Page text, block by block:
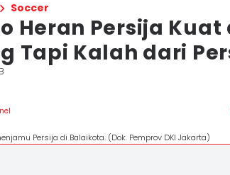
Soccer
Heran Persija Kuat
Tapi Kalah dari
Persija di Balaikota. (Dok. Pemprov DKI Jakarta)